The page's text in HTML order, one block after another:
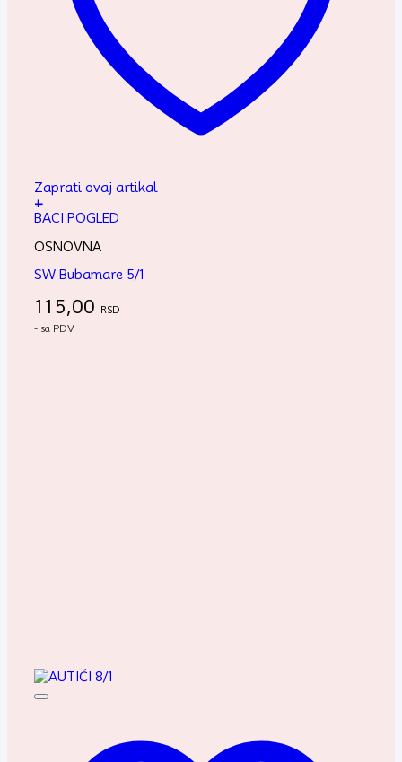
Zaprati ovaj artikal
+
BACI POGLED
OSNOVNA
SW Bubamare 5/1
115,00 RSD
- sa PDV